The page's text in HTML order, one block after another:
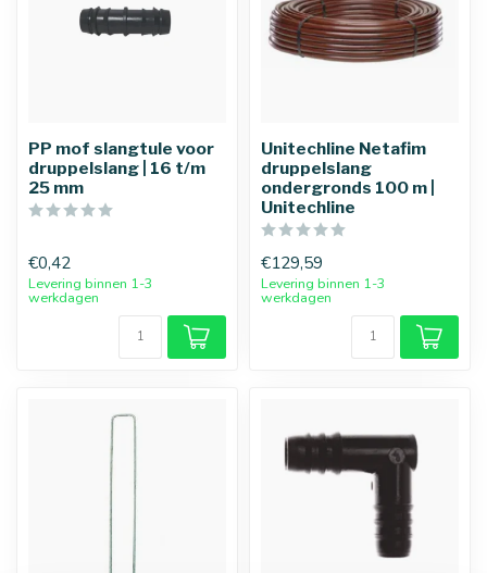
PP mof slangtule voor
druppelslang | 16 t/m
25 mm
€0,42
Levering binnen 1-3
werkdagen
Unitechline Netafim
druppelslang
ondergronds 100 m |
Unitechline
€129,59
Levering binnen 1-3
werkdagen